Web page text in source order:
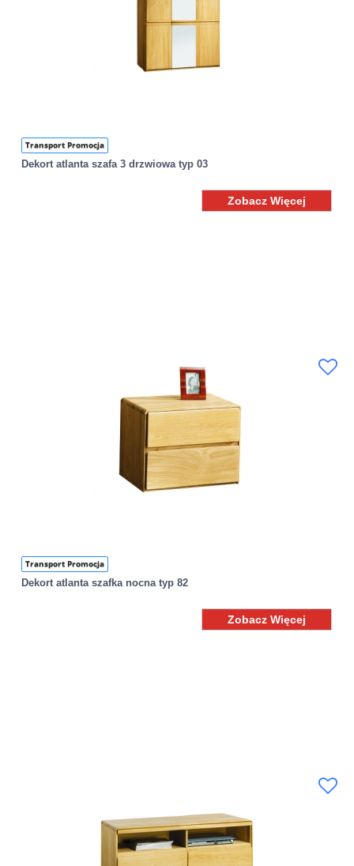
Transport Promocja
Dekort atlanta szafa 3 drzwiowa typ 03
Zobacz Więcej
Transport Promocja
Dekort atlanta szafka nocna typ 82
Zobacz Więcej